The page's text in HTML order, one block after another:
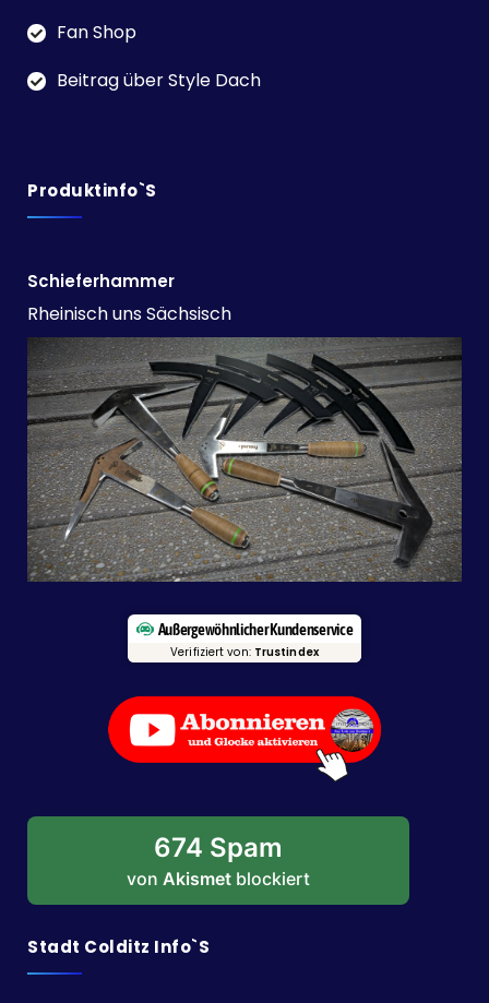
Fan Shop
Beitrag über Style Dach
Produktinfo`s
Schieferhammer
Rheinisch uns Sächsisch
Außergewöhnlicher Kundenservice
Verifiziert von: Trustindex
674 Spam
von Akismet blockiert
Stadt Colditz Info`s